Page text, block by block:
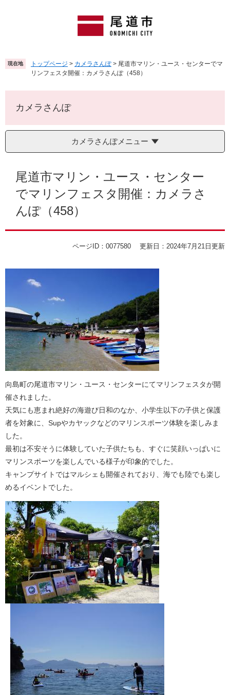
頭
で
。
飛
ば
て
へ
現在地 トップページ > カメラさんぽ > 尾道市マリン・ユース・センターでマ
リンフェスタ開催：カメラさんぽ（458）
カメラさんぽ
カメラさんぽメニュー
尾道市マリン・ユース・センター
でマリンフェスタ開催：カメラさ
んぽ（458）
ページID：0077580 更新日：2024年7月21日更新
向島町の尾道市マリン・ユース・センターにてマリンフェスタが開
催されました。
天気にも恵まれ絶好の海遊び日和のなか、小学生以下の子供と保護
者を対象に、Supやカヤックなどのマリンスポーツ体験を楽しみま
した。
最初は不安そうに体験していた子供たちも、すぐに笑顔いっぱいに
マリンスポーツを楽しんでいる様子が印象的でした。
キャンプサイトではマルシェも開催されており、海でも陸でも楽し
めるイベントでした。